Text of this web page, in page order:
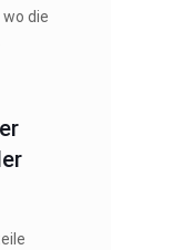
die